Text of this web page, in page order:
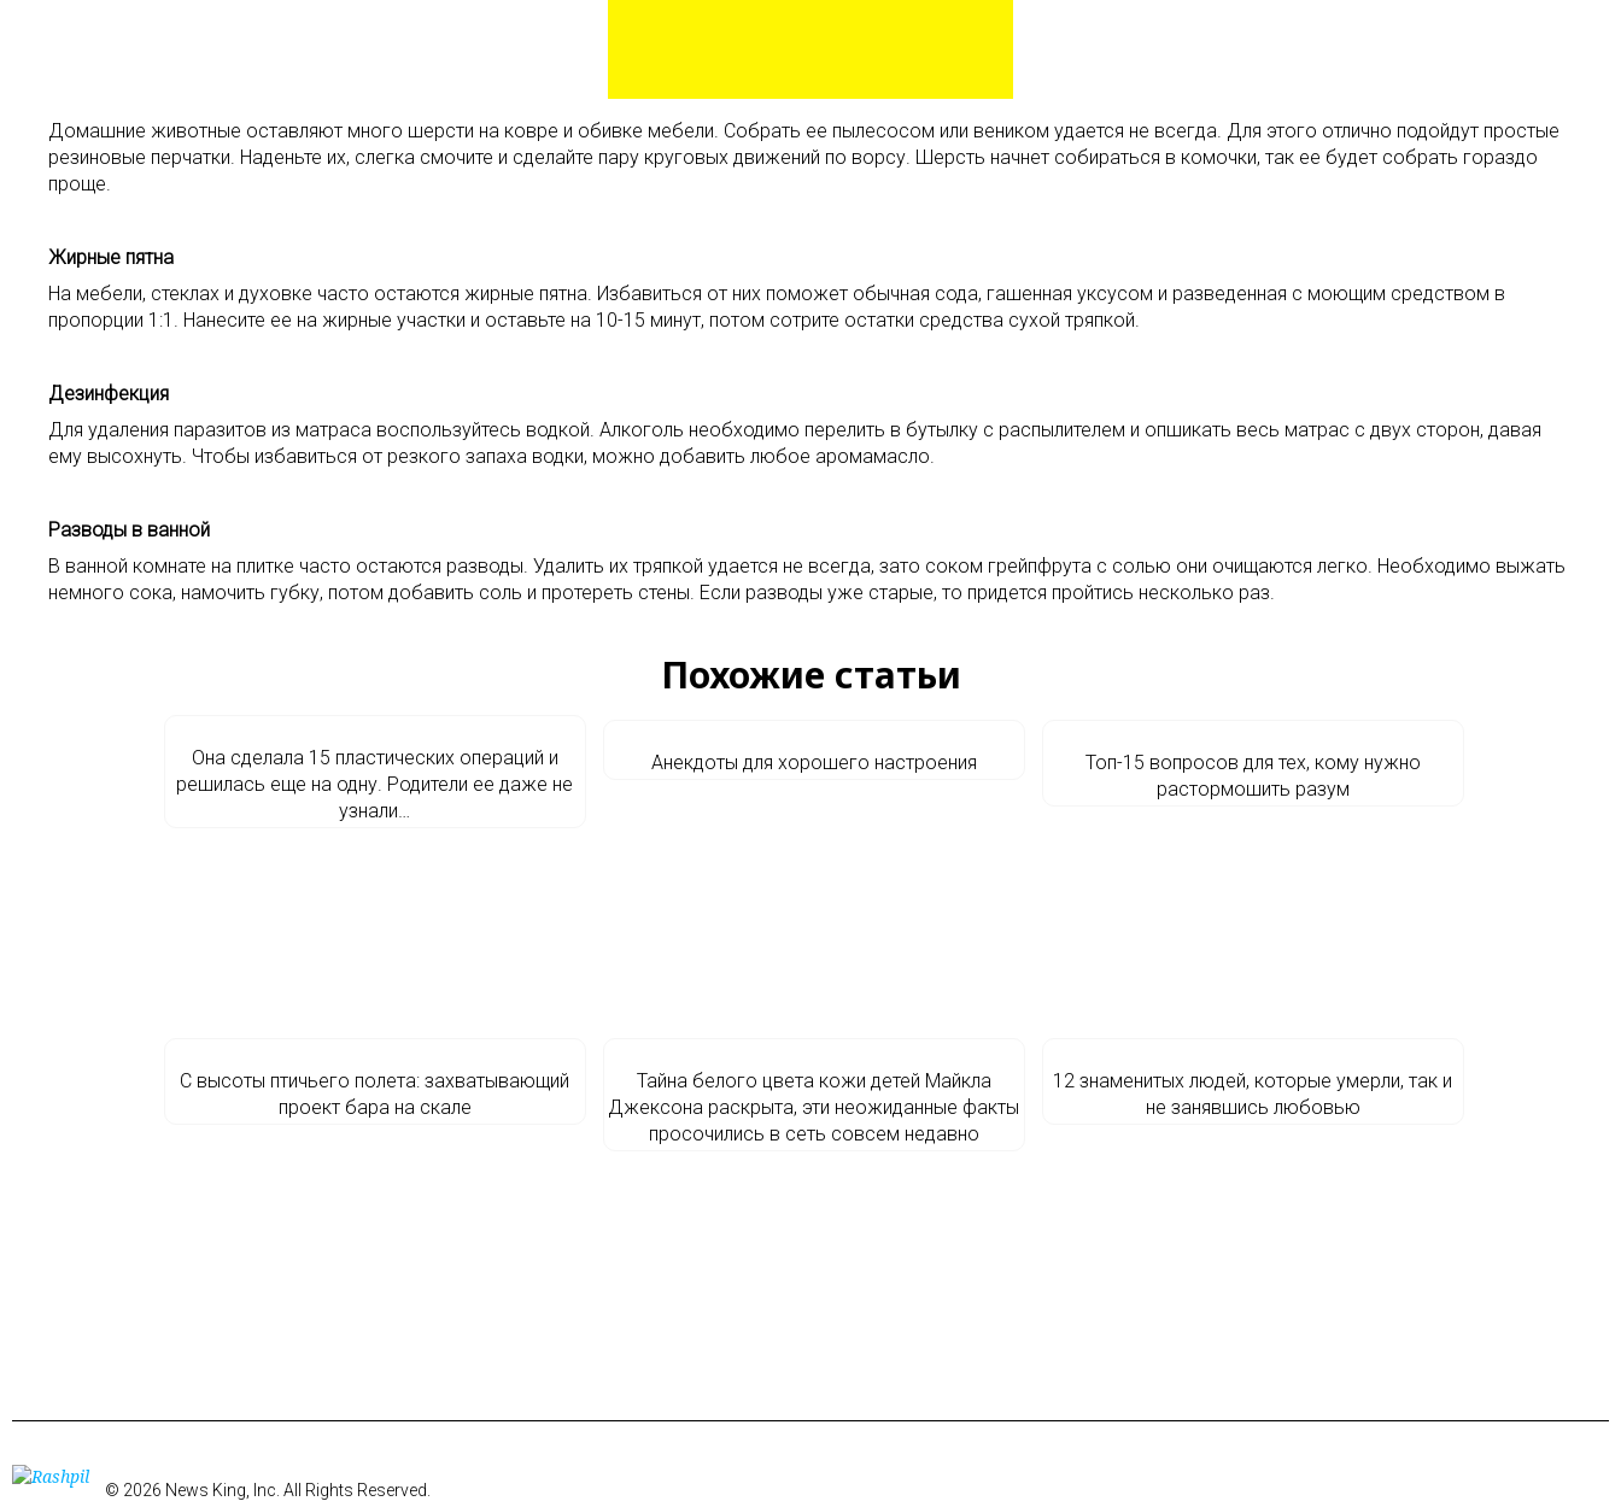
Домашние животные оставляют много шерсти на ковре и обивке мебели. Собрать ее пылесосом или веником удается не всегда. Для этого отлично подойдут простые
резиновые перчатки. Наденьте их, слегка смочите и сделайте пару круговых движений по ворсу. Шерсть начнет собираться в комочки, так ее будет собрать гораздо
проще.
Жирные пятна
На мебели, стеклах и духовке часто остаются жирные пятна. Избавиться от них поможет обычная сода, гашенная уксусом и разведенная с моющим средством в
пропорции 1:1. Нанесите ее на жирные участки и оставьте на 10-15 минут, потом сотрите остатки средства сухой тряпкой.
Дезинфекция
Для удаления паразитов из матраса воспользуйтесь водкой. Алкоголь необходимо перелить в бутылку с распылителем и опшикать весь матрас с двух сторон, давая
ему высохнуть. Чтобы избавиться от резкого запаха водки, можно добавить любое аромамасло.
Разводы в ванной
В ванной комнате на плитке часто остаются разводы. Удалить их тряпкой удается не всегда, зато соком грейпфрута с солью они очищаются легко. Необходимо выжать
немного сока, намочить губку, потом добавить соль и протереть стены. Если разводы уже старые, то придется пройтись несколько раз.
Похожие статьи
Она сделала 15 пластических операций и
решилась еще на одну. Родители ее даже не
узнали…
Анекдоты для хорошего настроения
Топ-15 вопросов для тех, кому нужно
растормошить разум
С высоты птичьего полета: захватывающий
проект бара на скале
Тайна белого цвета кожи детей Майкла
Джексона раскрыта, эти неожиданные факты
просочились в сеть совсем недавно
12 знаменитых людей, которые умерли, так и
не занявшись любовью
© 2026 News King, Inc. All Rights Reserved.